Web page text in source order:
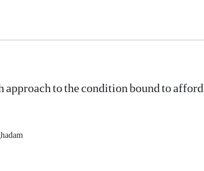
to the condition bound to afford